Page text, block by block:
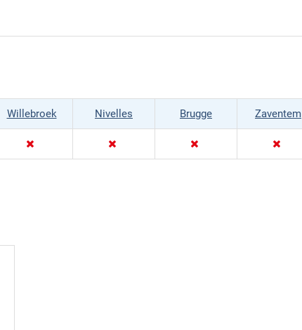
Willebroek Nivelles Brugge Zaventem